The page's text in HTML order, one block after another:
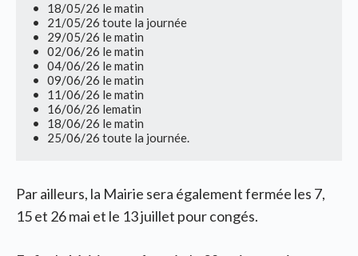
•   18/05/26 le matin
•   21/05/26 toute la journée
•   29/05/26 le matin
•   02/06/26 le matin
•   04/06/26 le matin
•   09/06/26 le matin
•   11/06/26 le matin
•   16/06/26 lematin
•   18/06/26 le matin
•   25/06/26 toute la journée.
Par ailleurs, la Mairie sera également fermée les 7,
15 et 26 mai et le 13 juillet pour congés.